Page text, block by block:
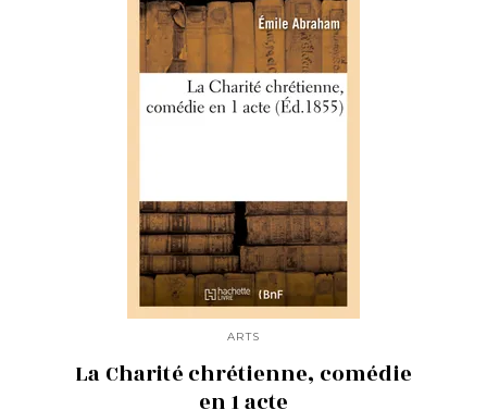
ARTS
La Charité chrétienne, comédie
en 1 acte